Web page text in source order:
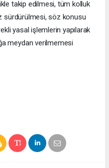
takip edilmesi, tüm kolluk
sürdürülmesi, söz konusu
yasal işlemlerin yapılarak
meydan verilmemesi